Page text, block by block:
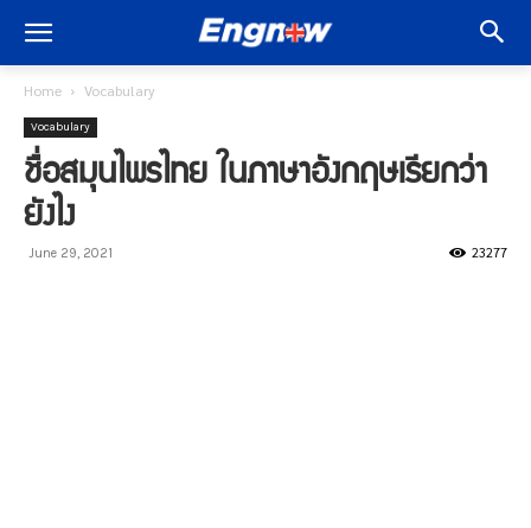
Home Vocabulary
Vocabulary
ชื่อสมุนไพรไทย ในภาษาอังกฤษเรียกว่า
ยังไง
June 29, 2021 23277